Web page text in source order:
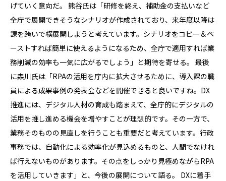
げていく意向だ。 熊谷氏は「研修を終え、補助金の支払いなど
全庁で展開できそうなシナリオが作成されており、来年度以降は
課を跨いで横展開しようと考えています。シナリオをコピー＆ペ
ーストすれば簡単に使えるようになるため、全庁で適用すれば業
務削減の効率も一気に広がるでしょう」と期待を寄せる。 最後
に森川氏は「RPAの活用を庁内に拡大させるために、導入課の職
員による成果事例の発表会などを開催できると良いですね。DX
推進には、デジタル人材の育成も踏まえて、全庁的にデジタルの
活用を推し進める機会を増やすことが理想的です。その一方で、
業務そのものの見直しを行うことも重要だと考えています。行政
事務では、自動化による効率化が見込めるものと、人間でなけれ
ば行えないものがあります。その点をしっかり見極めながらRPA
を活用していきます」と、今後の展開について語る。 DXに着手